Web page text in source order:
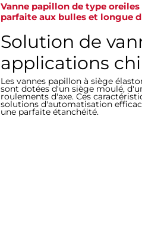
Vanne papillon de type
parfaite aux bulles et longue
Solution de
applications
Les vannes papillon à siège
sont dotées d'un siège moulé,
roulements d'axe. Ces
solutions d'automatisation
une parfaite étanchéité.